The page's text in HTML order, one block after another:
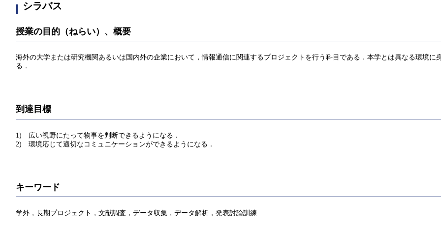
シラバス
授業の目的（ねらい）、概要
海外の大学または研究機関あるいは国内外の企業において，情報通信に関連するプロジェクトを行う科目である．本学とは異なる環境
る．
到達目標
1) 広い視野にたって物事を判断できるようになる．
2) 環境応じて適切なコミュニケーションができるようになる．
キーワード
学外，長期プロジェクト，文献調査，データ収集，データ解析，発表討論訓練